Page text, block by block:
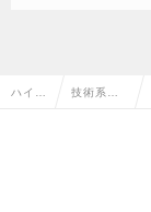
ハイク 技術系